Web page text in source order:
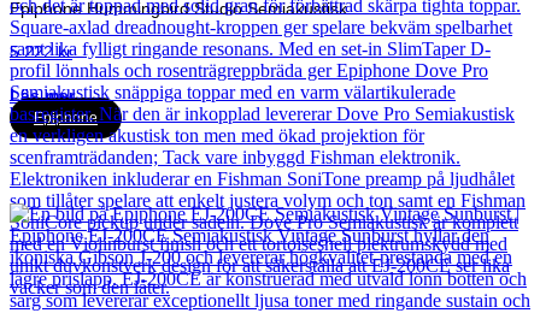
Epiphone Hummingbird Studio Semiakustisk
5 222kr
Läs mer
Epiphone